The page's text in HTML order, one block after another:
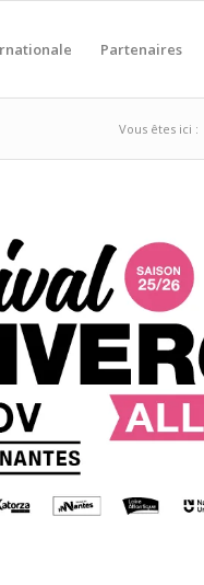
Partenaires
Vous êtes ici :